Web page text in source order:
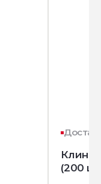
Клин
(200